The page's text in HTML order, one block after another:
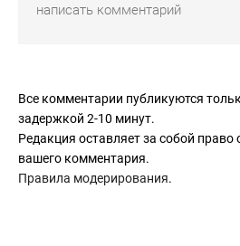
Все комментарии публикуются
задержкой 2-10 минут.
Редакция оставляет за собой право
вашего комментария.
Правила модерирования.